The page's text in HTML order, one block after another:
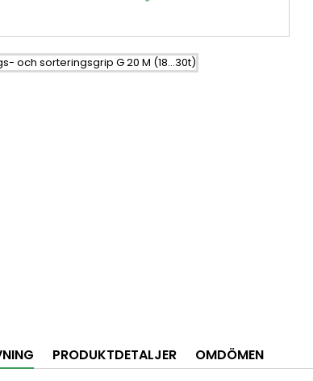
PRODUKTDETALJER OMDÖMEN